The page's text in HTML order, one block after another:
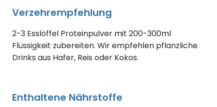
Verzehrempfehlung
2-3 Esslöffel Proteinpulver mit 200-300ml
Flüssigkeit zubereiten. Wir empfehlen pflanzliche
Drinks aus Hafer, Reis oder Kokos.
Enthaltene Nährstoffe